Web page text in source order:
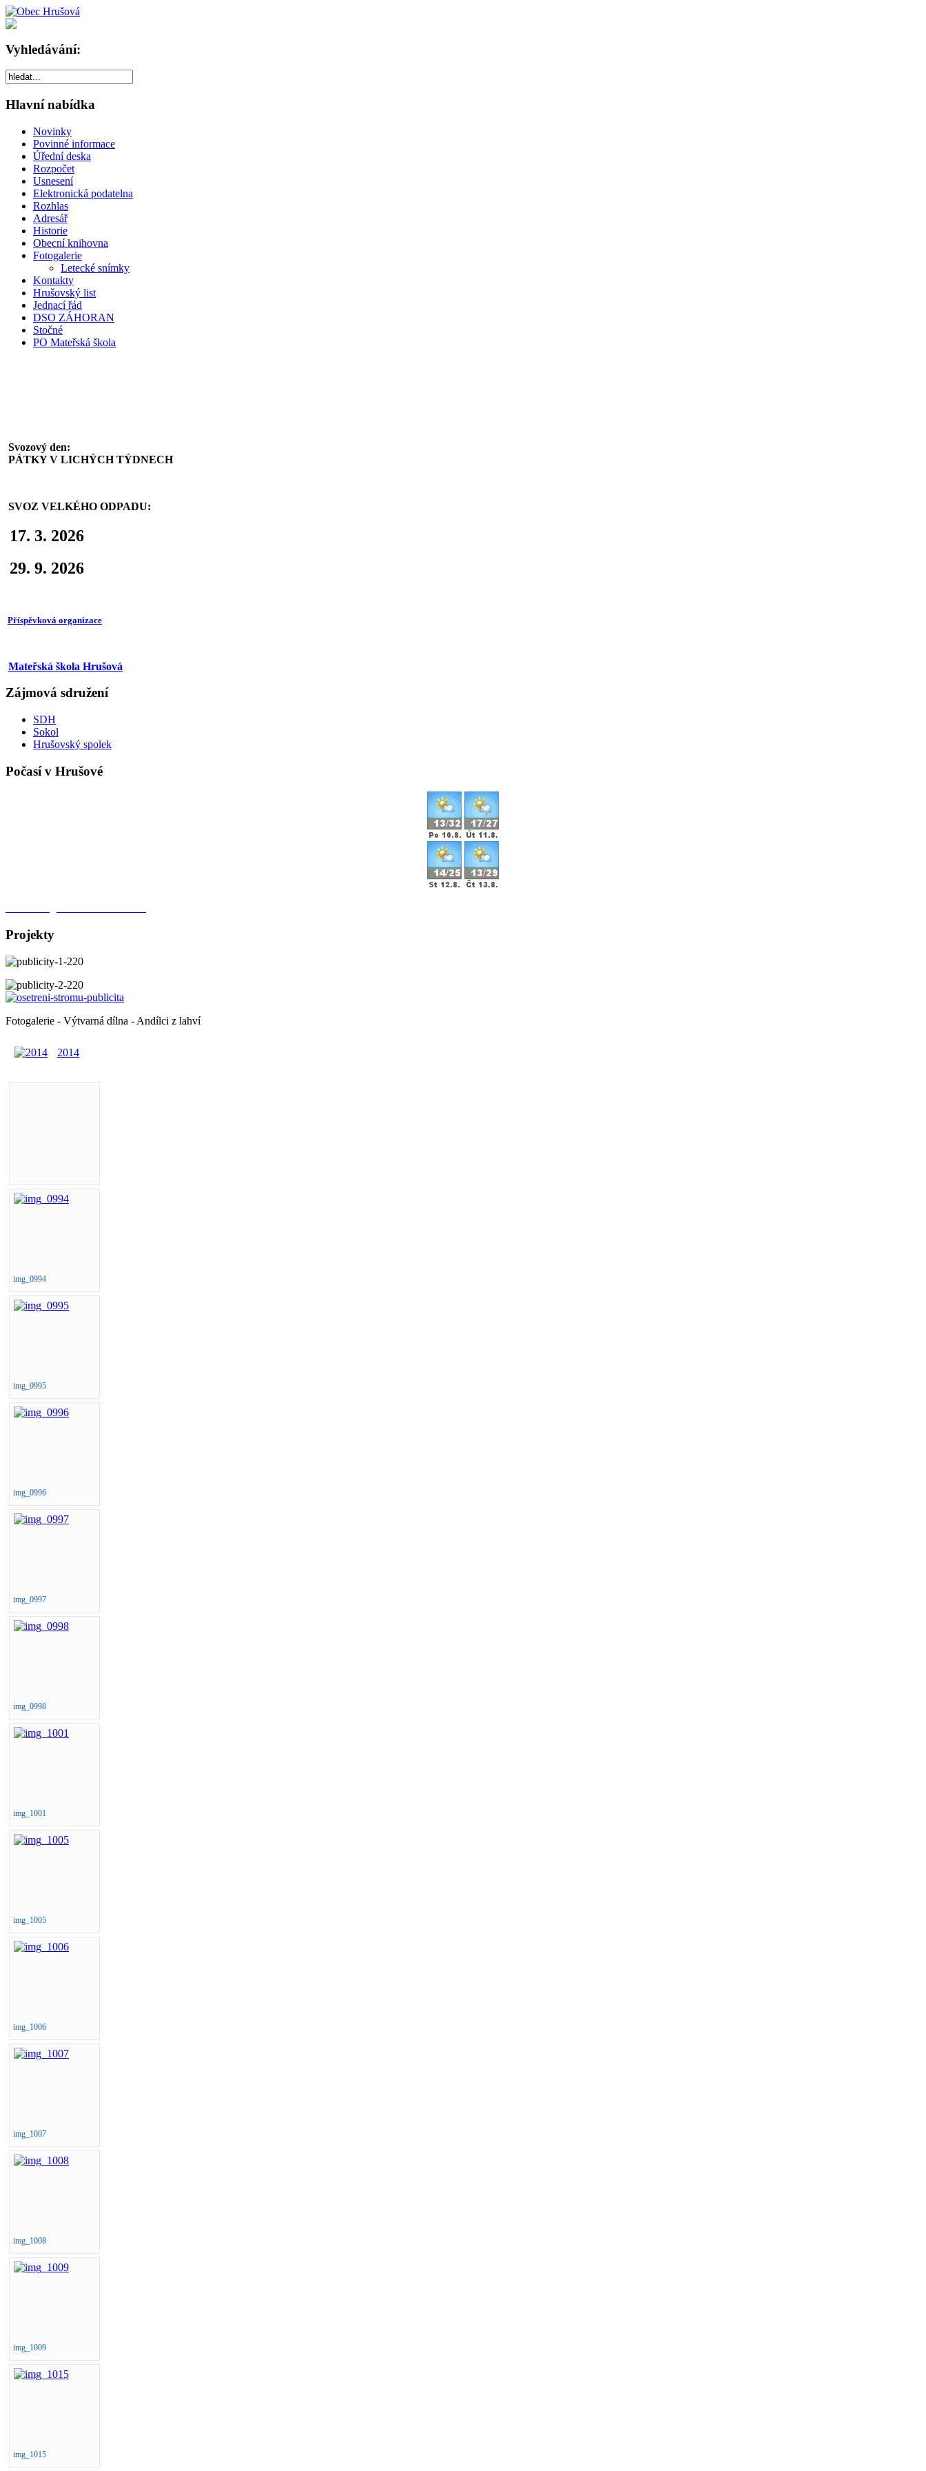
Vyhledávání:
Hlavní nabídka
Novinky
Povinné informace
Úřední deska
Rozpočet
Usnesení
Elektronická podatelna
Rozhlas
Adresář
Historie
Obecní knihovna
Fotogalerie
Letecké snímky
Kontakty
Hrušovský list
Jednací řád
DSO ZÁHORAN
Stočné
PO Mateřská škola
Svozový den:
PÁTKY V LICHÝCH TÝDNECH
SVOZ VELKÉHO ODPADU:
17. 3. 2026
29. 9. 2026
Příspěvková organizace
Mateřská škola Hrušová
Zájmová sdružení
SDH
Sokol
Hrušovský spolek
Počasí v Hrušové
Projekty
Fotogalerie - Výtvarná dílna - Andílci z lahví
2014
img_0994
img_0995
img_0996
img_0997
img_0998
img_1001
img_1005
img_1006
img_1007
img_1008
img_1009
img_1015